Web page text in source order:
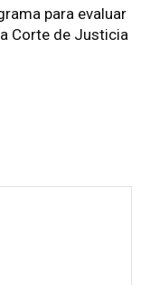
para evaluar
Corte de Justicia